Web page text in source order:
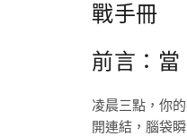
戰手冊
前言：當
凌晨三點，你
開連結，腦袋